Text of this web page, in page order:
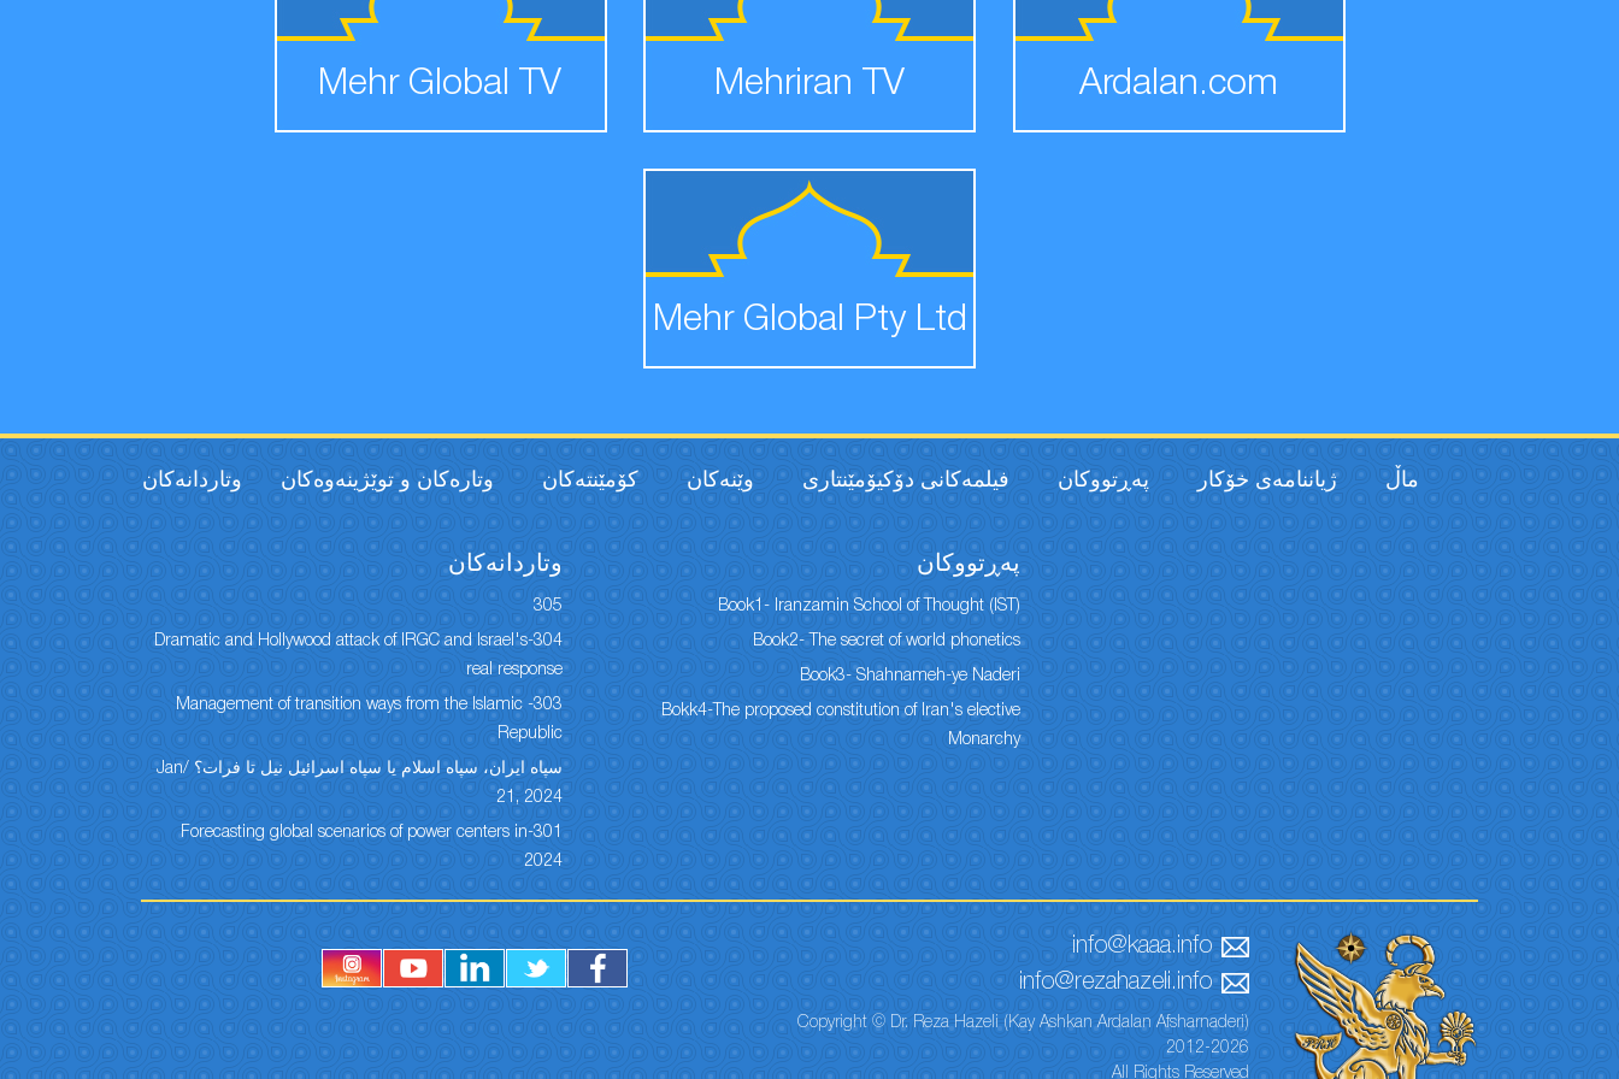
Ardalan.com
Mehriran TV
Mehr Global TV
Mehr Global Pty Ltd
ماڵ ژیاننامەی خۆکار پەڕتووكان فیلمەكانی دۆکیۆمێنتاری وێنەکان كۆمێنتەكان وتارەکان و توێژینەوەکان وتاردانەكان
پەڕتووكان
Book1- Iranzamin School of Thought (IST)
Book2- The secret of world phonetics
Book3- Shahnameh-ye Naderi
Bokk4-The proposed constitution of Iran's elective
Monarchy
وتاردانەكان
305
304-Dramatic and Hollywood attack of IRGC and Israel's
real response
303- Management of transition ways from the Islamic
Republic
سپاه ایران، سپاه اسلام یا سپاه اسرائیل نیل تا فرات؟ /Jan
21, 2024
301-Forecasting global scenarios of power centers in
2024
info@kaaa.info
info@rezahazeli.info
Copyright © Dr. Reza Hazeli (Kay Ashkan Ardalan Afsharnaderi)
2012-2026
All Rights Reserved